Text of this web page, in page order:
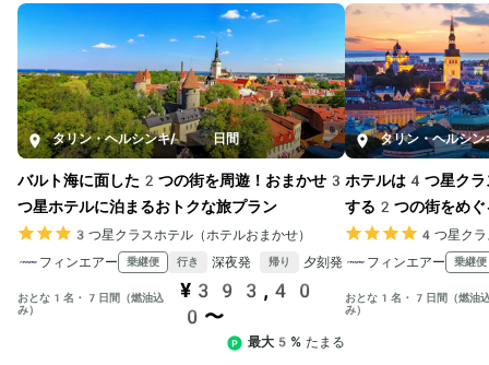
タリン・ヘルシンキ/ 7日間
バルト海に面した2つの街を周遊！おまかせ3
つ星ホテルに泊まるおトクな旅プラン
3つ星クラスホテル（ホテルおまかせ）
フィンエアー
乗継便 行き 深夜発 帰り 夕刻発
おとな1名・7日間（燃油込
み）
¥393,40
0〜
最大5% たまる
タリン・ヘルシン
ホテルは4つ星クラ
する2つの街をめぐ
4つ星クラ
フィンエアー
乗継便
おとな1名・7日間（燃油
み）